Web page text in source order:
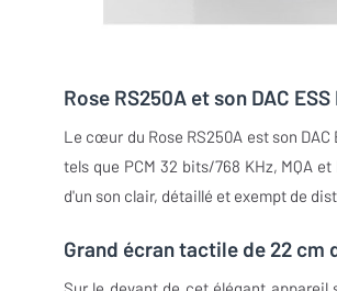
Rose RS250A et son DAC
Le cœur du Rose RS250A est son
tels que PCM 32 bits/768 KHz, MQA
d'un son clair, détaillé et exempt de
Grand écran tactile de 22 cm